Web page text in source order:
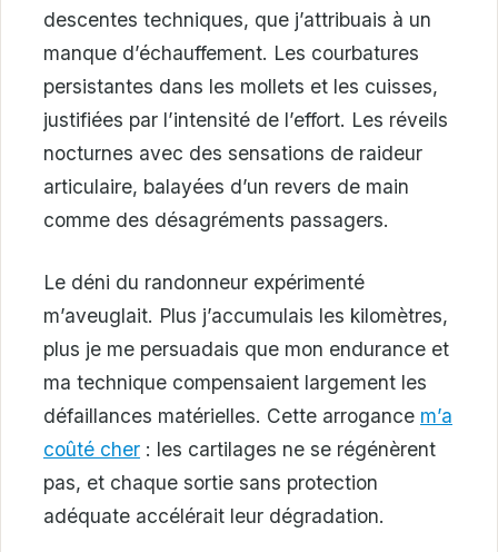
descentes techniques, que j’attribuais à un
manque d’échauffement. Les courbatures
persistantes dans les mollets et les cuisses,
justifiées par l’intensité de l’effort. Les réveils
nocturnes avec des sensations de raideur
articulaire, balayées d’un revers de main
comme des désagréments passagers.
Le déni du randonneur expérimenté
m’aveuglait. Plus j’accumulais les kilomètres,
plus je me persuadais que mon endurance et
ma technique compensaient largement les
défaillances matérielles. Cette arrogance m’a
coûté cher : les cartilages ne se régénèrent
pas, et chaque sortie sans protection
adéquate accélérait leur dégradation.